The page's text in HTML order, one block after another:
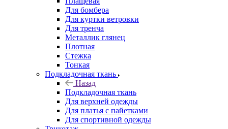
Для бомбера
Для куртки ветровки
Для тренча
Металлик глянец
Плотная
Стежка
Тонкая
Подкладочная ткань
Назад
Подкладочная ткань
Для верхней одежды
Для платья с пайетками
Для спортивной одежды